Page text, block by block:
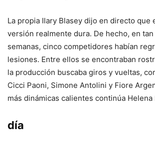
La propia Ilary Blasey dijo en directo que
versión realmente dura. De hecho, en
semanas, cinco competidores habían
lesiones. Entre ellos se encontraban
la producción buscaba giros y vueltas,
Cicci Paoni, Simone Antolini y Fiore
más dinámicas calientes continúa Helena
día